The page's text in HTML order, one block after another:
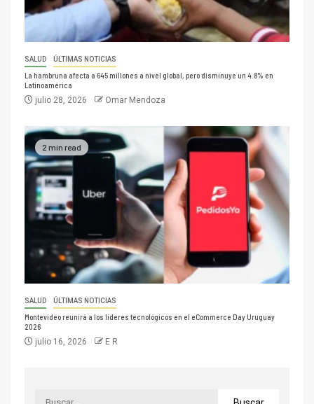
SALUD ÚLTIMAS NOTICIAS
La hambruna afecta a 645 millones a nivel global, pero disminuye un 4.8% en
Latinoamérica
julio 28, 2026 Omar Mendoza
2 min read
SALUD ÚLTIMAS NOTICIAS
Montevideo reunirá a los líderes tecnológicos en el eCommerce Day Uruguay
2026
julio 16, 2026 E R